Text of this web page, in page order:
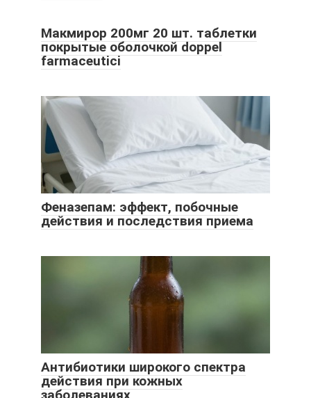
Макмирор 200мг 20 шт. таблетки
покрытые оболочкой doppel
farmaceutici
Феназепам: эффект, побочные
действия и последствия приема
Антибиотики широкого спектра
действия при кожных
заболеваниях